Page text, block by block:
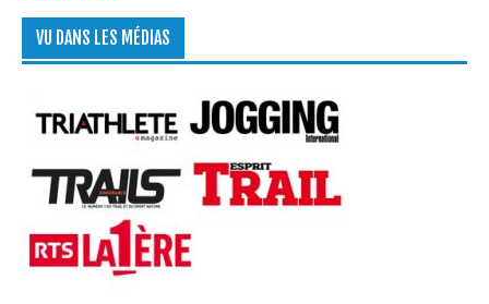
VU DANS LES MÉDIAS